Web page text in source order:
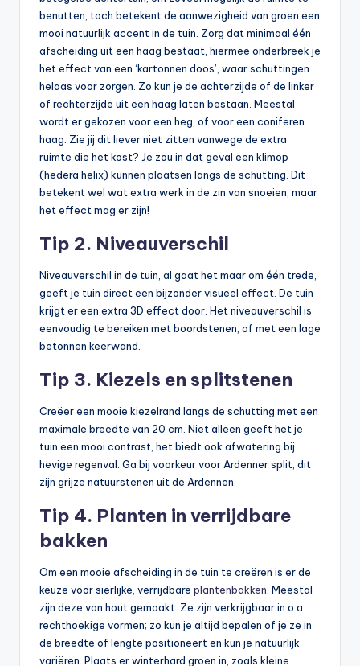
benutten, toch betekent de aanwezigheid van groen een
mooi natuurlijk accent in de tuin. Zorg dat minimaal één
afscheiding uit een haag bestaat, hiermee onderbreek je
het effect van een ‘kartonnen doos’, waar schuttingen
helaas voor zorgen. Zo kun je de achterzijde of de linker
of rechterzijde uit een haag laten bestaan. Meestal
wordt er gekozen voor een heg, of voor een coniferen
haag. Zie jij dit liever niet zitten vanwege de extra
ruimte die het kost? Je zou in dat geval een klimop
(hedera helix) kunnen plaatsen langs de schutting. Dit
betekent wel wat extra werk in de zin van snoeien, maar
het effect mag er zijn!
Tip 2. Niveauverschil
Niveauverschil in de tuin, al gaat het maar om één trede,
geeft je tuin direct een bijzonder visueel effect. De tuin
krijgt er een extra 3D effect door. Het niveauverschil is
eenvoudig te bereiken met boordstenen, of met een lage
betonnen keerwand.
Tip 3. Kiezels en splitstenen
Creëer een mooie kiezelrand langs de schutting met een
maximale breedte van 20 cm. Niet alleen geeft het je
tuin een mooi contrast, het biedt ook afwatering bij
hevige regenval. Ga bij voorkeur voor Ardenner split, dit
zijn grijze natuurstenen uit de Ardennen.
Tip 4. Planten in verrijdbare
bakken
Om een mooie afscheiding in de tuin te creëren is er de
keuze voor sierlijke, verrijdbare plantenbakken . Meestal
zijn deze van hout gemaakt. Ze zijn verkrijgbaar in o.a.
rechthoekige vormen; zo kun je altijd bepalen of je ze in
de breedte of lengte positioneert en kun je natuurlijk
variëren. Plaats er winterhard groen in, zoals kleine